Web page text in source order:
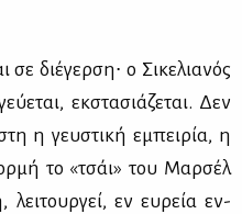
σε διέ­γερ­ση∙ ο Σι­κε­λια­νός
εκ­στα­σιά­ζε­ται. Δεν
η γευ­στι­κή εμπει­ρία, η
το «τσάι» του Μαρ­σέλ
εν ευ­ρεία εν­